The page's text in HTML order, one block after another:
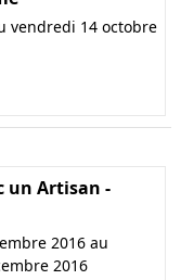
vendredi 14 octobre
un Artisan -
2016 au
2016